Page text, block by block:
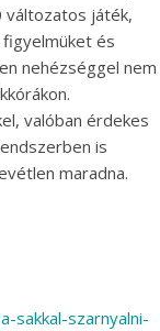
változatos játék,
és
nehézséggel nem
valóban érdekes
is
maradna.
sakkal-szarnyalni-